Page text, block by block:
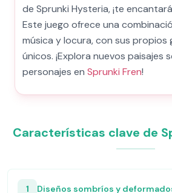
de Sprunki Hysteria, ¡te encantará
Este juego ofrece una
música y locura, con sus propios
únicos. ¡Explora nuevos paisajes
personajes en Sprunki Fren!
Características clave de
1 Diseños sombríos y